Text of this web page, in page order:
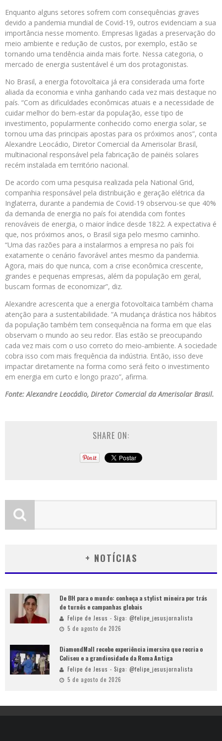
Enquanto alguns setores sofrem com consequências graves
devido a pandemia mundial de Covid-19, outros evidenciam a sua
importância nesse momento. Empresas ligadas a preservação do
meio ambiente e redução de custos, por exemplo, estão se
tornando uma tendência ainda mais forte. Nessa categoria, o
mercado de energia sustentável é um dos protagonistas.
No Brasil, a energia fotovoltaica já era considerada uma forte
aliada da economia e vinha ganhando cada vez mais destaque no
país. “Com as dificuldades econômicas atuais e a necessidade de
cuidar melhor do bem-estar da população, esse tipo de
investimento, popularmente conhecido como energia solar, se
tornou uma das principais apostas para os próximos anos”, conta
Alexandre Leocádio, Diretor Comercial da Amerisolar Brasil,
multinacional responsável pela fabricação de painéis solares
recém instalada em território nacional.
De acordo com uma pesquisa realizada pela National Grid,
companhia responsável pela distribuição e geração elétrica da
Inglaterra, durante a pandemia de Covid-19 observou-se que 40%
da demanda de energia no país foi atendida com fontes
renováveis de energia, o maior índice desde 1822. A expectativa é
que, nos próximos anos, o Brasil siga pelo mesmo caminho.
“Uma das razões para a instalarmos a empresa no país foi
exatamente o cenário favorável antes mesmo da pandemia.
Agora, mais do que nunca, com a crise econômica crescente,
grandes e pequenas empresas, além da população em geral,
buscam formas de economizar”, diz.
Alexandre acrescenta que a energia fotovoltaica também chama
atenção para a sustentabilidade. “A mudança drástica nos hábitos
da população também tem consequência na forma em que elas
observam o mundo ao seu redor. Elas estão se preocupando
cada vez mais com o uso correto do meio-ambiente. A sociedade
cobra isso com mais frequência da indústria. Então, isso deve
impactar diretamente na forma como será feito o investimento
em energia em curto e longo prazo”, afirma.
Fonte: Alexandre Leocádio, Diretor Comercial da Amerisolar Brasil.
SHARE ON:
+ NOTÍCIAS
De BH para o mundo: conheça a stylist mineira por trás
de turnês e campanhas globais
Felipe de Jesus - Siga: @felipe_jesusjornalista
5 de agosto de 2026
DiamondMall recebe experiência imersiva que recria o
Coliseu e a grandiosidade da Roma Antiga
Felipe de Jesus - Siga: @felipe_jesusjornalista
5 de agosto de 2026